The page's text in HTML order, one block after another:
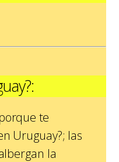
te
Uruguay?; las
la